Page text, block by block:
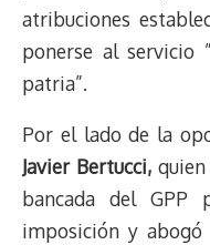
atribuciones
ponerse al servicio
patria”.
Por el lado de la
Javier Bertucci,quien
bancada del GPP
imposición y